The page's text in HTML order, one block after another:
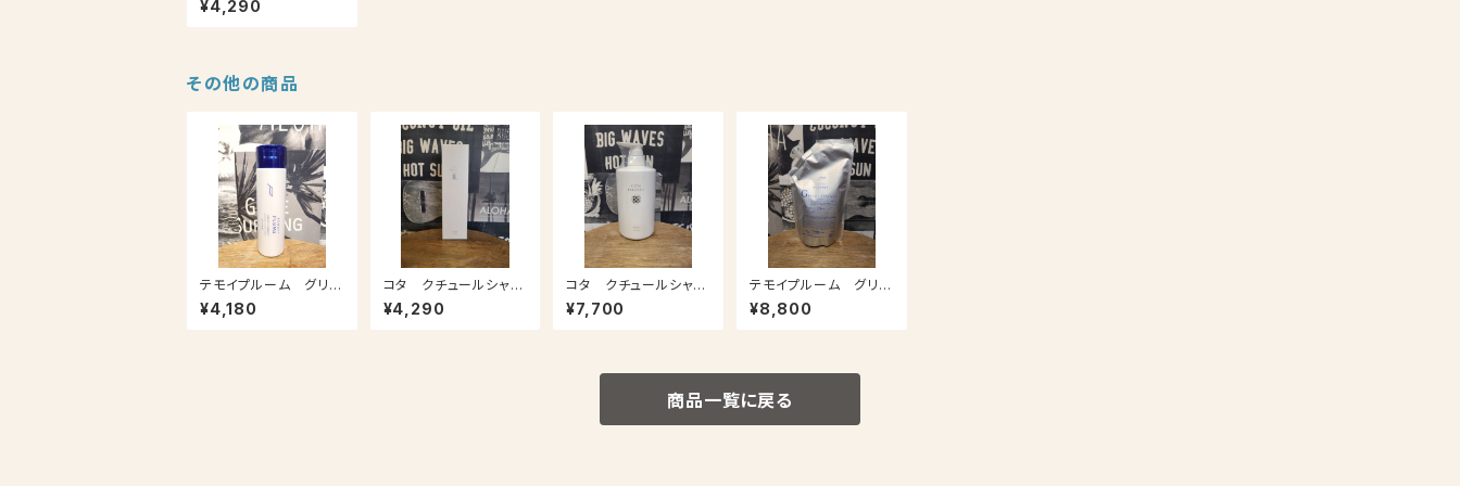
¥4,290
その他の商品
テモイプルーム グリー
ディエッセンス 200g
¥4,180
コタ クチュールシャン
プー 300ml
¥4,290
コタ クチュールシャン
プー 600ml
¥7,700
テモイプルーム グリー
ディエッセンス 詰替用
500g
¥8,800
商品一覧に戻る